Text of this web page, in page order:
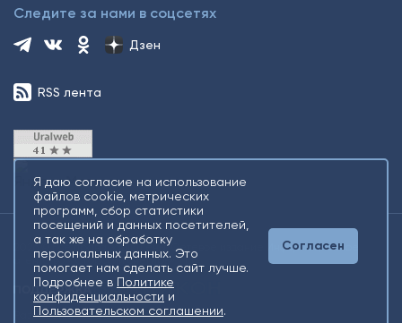
Следите за нами в соцсетях
Дзен
RSS лента
2026 © Все права защищены. Сетевое издание Информационное
агентство «Югорский снегирь» +16
Разработка Gold Carrot
Я даю согласие на использование
файлов cookie, метрических
программ, сбор статистики
посещений и данных посетителей,
а так же на обработку
персональных данных. Это
помогает нам сделать сайт лучше.
Подробнее в Политике
конфиденциальности и
Пользовательском соглашении.
Согласен